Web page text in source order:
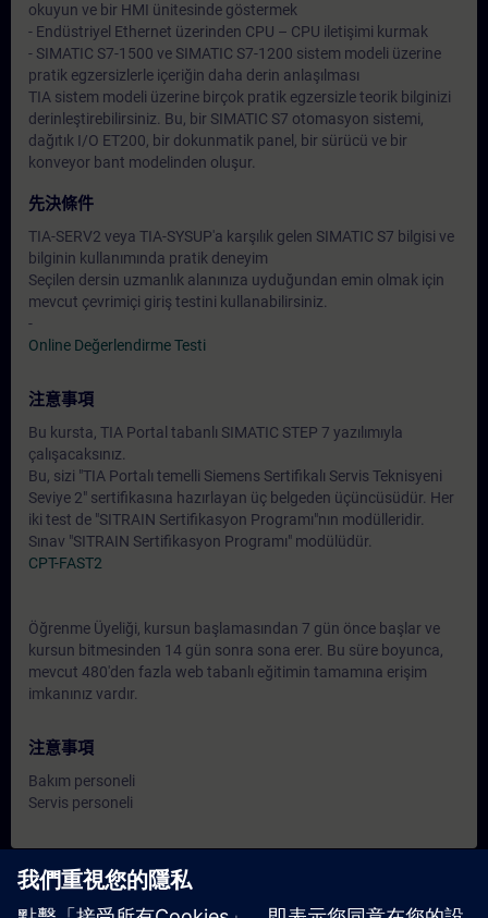
okuyun ve bir HMI ünitesinde göstermek
- Endüstriyel Ethernet üzerinden CPU – CPU iletişimi kurmak
- SIMATIC S7-1500 ve SIMATIC S7-1200 sistem modeli üzerine
pratik egzersizlerle içeriğin daha derin anlaşılması
TIA sistem modeli üzerine birçok pratik egzersizle teorik bilginizi
derinleştirebilirsiniz. Bu, bir SIMATIC S7 otomasyon sistemi,
dağıtık I/O ET200, bir dokunmatik panel, bir sürücü ve bir
konveyor bant modelinden oluşur.
先決條件
TIA-SERV2 veya TIA-SYSUP'a karşılık gelen SIMATIC S7 bilgisi ve
bilginin kullanımında pratik deneyim
Seçilen dersin uzmanlık alanınıza uyduğundan emin olmak için
mevcut çevrimiçi giriş testini kullanabilirsiniz.
-
Online Değerlendirme Testi
注意事項
Bu kursta, TIA Portal tabanlı SIMATIC STEP 7 yazılımıyla
çalışacaksınız.
Bu, sizi "TIA Portalı temelli Siemens Sertifikalı Servis Teknisyeni
Seviye 2" sertifikasına hazırlayan üç belgeden üçüncüsüdür. Her
iki test de "SITRAIN Sertifikasyon Programı"nın modülleridir.
Sınav "SITRAIN Sertifikasyon Programı" modülüdür.
CPT-FAST2
Öğrenme Üyeliği, kursun başlamasından 7 gün önce başlar ve
kursun bitmesinden 14 gün sonra sona erer. Bu süre boyunca,
mevcut 480'den fazla web tabanlı eğitimin tamamına erişim
imkanınız vardır.
注意事項
Bakım personeli
Servis personeli